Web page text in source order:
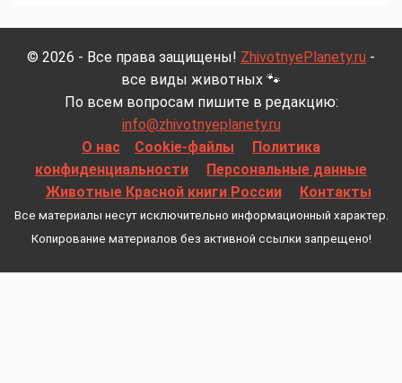
© 2026 - Все права защищены! ZhivotnyePlanety.ru -
все виды животных 🐾
По всем вопросам пишите в редакцию:
info@zhivotnyeplanety.ru
О нас
Cookie-файлы
Политика
конфиденциальности
Персональные данные
Животные Красной книги России
Контакты
Все материалы несут исключительно информационный характер.
Копирование материалов без активной ссылки запрещено!